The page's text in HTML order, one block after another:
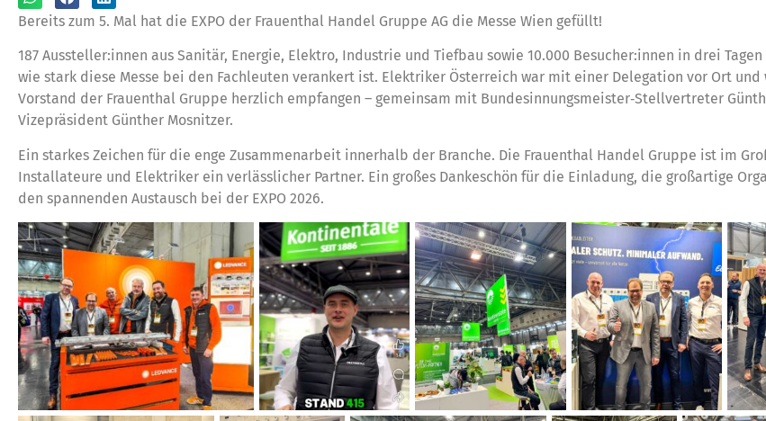
Bereits zum 5. Mal hat die EXPO der Frauenthal Handel Gruppe AG die Messe Wien gefüllt!
187 Aussteller:innen aus Sanitär, Energie, Elektro, Industrie und Tiefbau sowie 10.000 Besucher:innen in drei
wie stark diese Messe bei den Fachleuten verankert ist. Elektriker Österreich war mit einer Delegation vor Ort und
Vorstand der Frauenthal Gruppe herzlich empfangen – gemeinsam mit Bundesinnungsmeister‑Stellvertreter
Vizepräsident Günther Mosnitzer.
Ein starkes Zeichen für die enge Zusammenarbeit innerhalb der Branche. Die Frauenthal Handel Gruppe ist im
Installateure und Elektriker ein verlässlicher Partner. Ein großes Dankeschön für die Einladung, die großartige
den spannenden Austausch bei der EXPO 2026.